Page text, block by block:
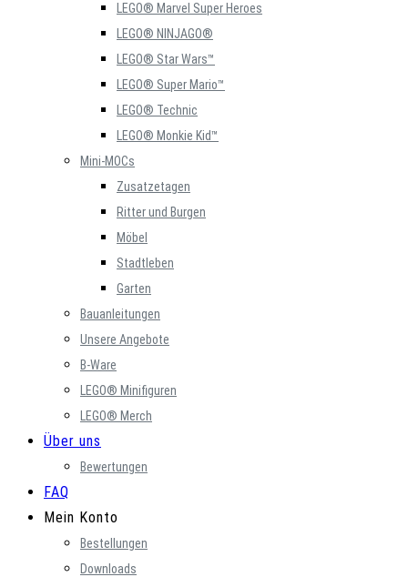
LEGO® Marvel Super Heroes
LEGO® NINJAGO®
LEGO® Star Wars™
LEGO® Super Mario™
LEGO® Technic
LEGO® Monkie Kid™
Mini-MOCs
Zusatzetagen
Ritter und Burgen
Möbel
Stadtleben
Garten
Bauanleitungen
Unsere Angebote
B-Ware
LEGO® Minifiguren
LEGO® Merch
Über uns
Bewertungen
FAQ
Mein Konto
Bestellungen
Downloads